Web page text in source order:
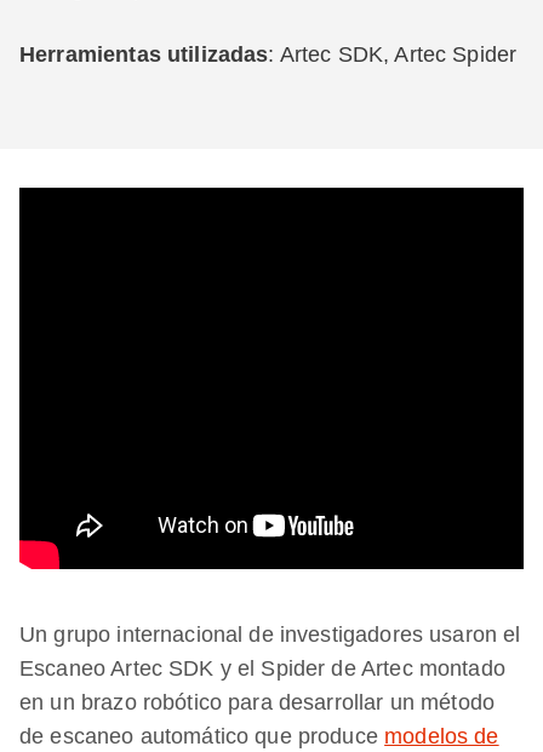
Herramientas utilizadas: Artec SDK, Artec Spider
Un grupo internacional de investigadores usaron el
Escaneo Artec SDK y el Spider de Artec montado
en un brazo robótico para desarrollar un método
de escaneo automático que produce modelos de